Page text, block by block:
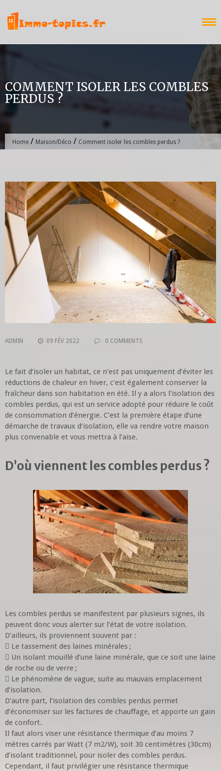
content
COMMENT ISOLER LES COMBLES
PERDUS ?
Home / Maison/Déco / Comment isoler les combles perdus ?
ADMIN 09 FÉV 2022 0 COMMENTS
Le fait d’isoler un habitat, ce n’est pas uniquement d’éviter les
réductions de chaleur en hiver, c’est également conserver la
fraîcheur dans son habitation en été. Il y a alors l’isolation des
combles perdus, qui est un service adopté pour réduire le coût
de consommation d’énergie. C’est la première étape d’une
démarche de travaux d’isolation, elle va rendre votre maison
plus convenable et vous mettra à l’aise.
D’où viennent les combles perdus ?
Les combles perdus se manifestent par plusieurs signes, ils
peuvent donc vous alerter sur l’état de votre isolation.
D’ailleurs, ils proviennent souvent par :
 Le tassement des laines minérales ;
 Un isolant mouillé d’une laine minérale, que ce soit une laine
de roche ou de verre ;
 Le phénomène de vague, suite au mauvais emplacement
d’isolation.
D’autre part, l’isolation des combles perdus permet
d’économiser sur les factures de chauffage, et apporte un gain
de confort.
Il faut alors viser une résistance thermique d’au moins 7
mètres carrés par Watt (7 m2/W), soit 30 centimètres (30cm)
d’isolant traditionnel, pour isoler des combles perdus.
Cependant, il faut privilégier une résistance thermique